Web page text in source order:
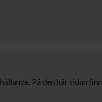
På den här sidan